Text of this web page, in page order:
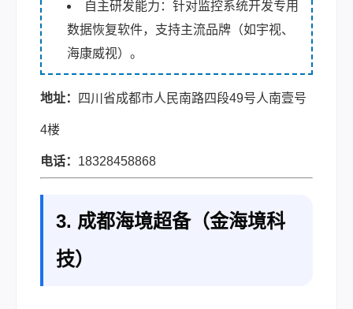
自主研发能力：针对监控系统开发专用
数据恢复软件，支持主流品牌（如宇视、
海康威视）。
地址： 四川省成都市人民南路四段49号人南壹号
4楼
电话： 18328458868
3. 成都海境超备（金海境科
技）